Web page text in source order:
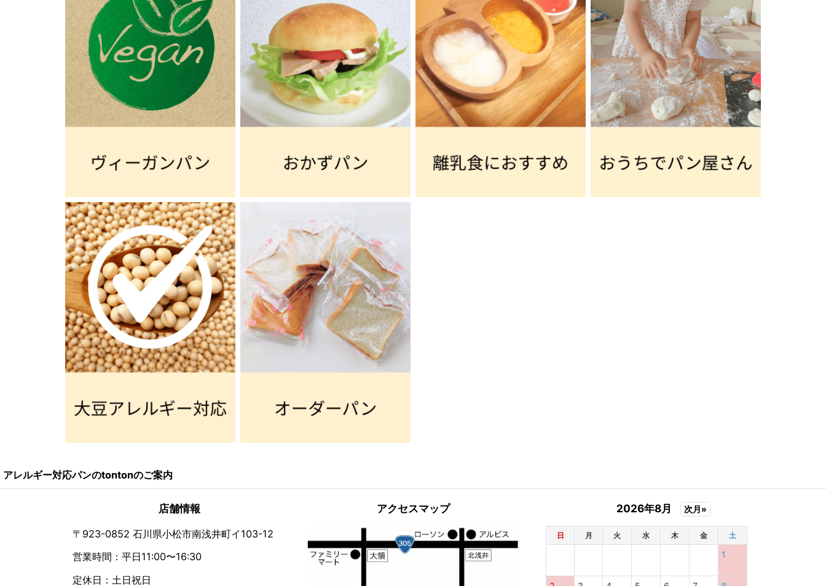
アレルギー対応パンのtontonのご案内
店舗情報
〒923-0852 石川県小松市南浅井町イ103-12
営業時間：平日11:00〜16:30
定休日：土日祝日
アクセスマップ 2026年8月 次月»
日 月 火 水 木 金 土
1